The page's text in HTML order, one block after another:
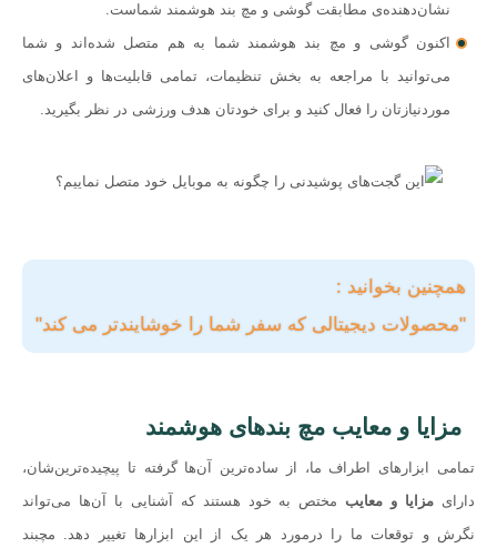
نشان‌دهنده‌ی مطابقت گوشی و مچ بند هوشمند شماست.
اکنون گوشی و مچ بند هوشمند شما به هم متصل شده‌اند و شما
می‌توانید با مراجعه به بخش تنظیمات، تمامی قابلیت‌‌ها و اعلان‌های
موردنیازتان را فعال کنید و برای خودتان هدف ورزشی در نظر بگیرید.
همچنین بخوانید :
"محصولات دیجیتالی که سفر شما را خوشایند‌تر می کند"
مزایا و معایب مچ بندهای هوشمند
تمامی ابزارهای اطراف ما، از ساده‌ترین آن‌ها گرفته تا پیچیده‌ترین‌شان،
دارای مزایا و معایب مختص به خود هستند که آشنایی با آن‌ها می‌تواند
نگرش و توقعات ما را درمورد هر یک از این ابزارها تغییر دهد. مچبند